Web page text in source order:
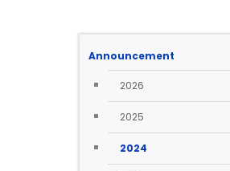
Announcement
2026
2025
2024